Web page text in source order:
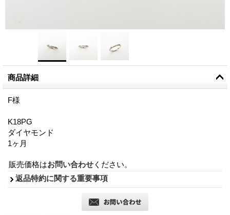
商品詳細
F様
K18PG
ダイヤモンド
1ヶ月
販売価格はお問い合わせ ください。
返品特約に関する重要事項